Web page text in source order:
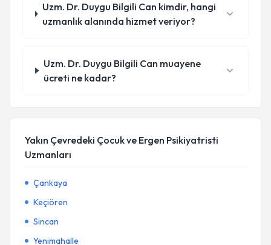
Uzm. Dr. Duygu Bilgili Can kimdir, hangi
uzmanlık alanında hizmet veriyor?
Uzm. Dr. Duygu Bilgili Can muayene
ücreti ne kadar?
Yakın Çevredeki Çocuk ve Ergen Psikiyatristi
Uzmanları
Çankaya
Keçiören
Sincan
Yenimahalle